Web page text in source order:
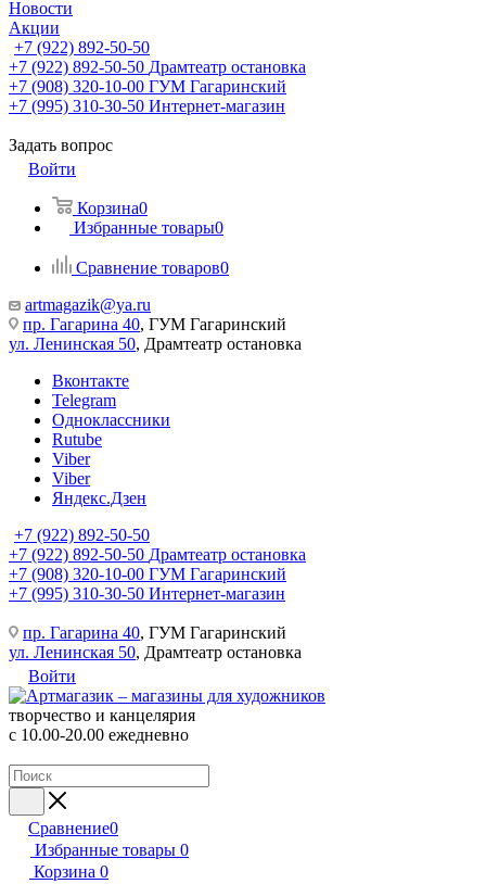
Новости
Акции
+7 (922) 892-50-50
+7 (922) 892-50-50 Драмтеатр остановка
+7 (908) 320-10-00 ГУМ Гагаринский
+7 (995) 310-30-50 Интернет-магазин
Задать вопрос
Войти
Корзина0
Избранные товары0
Сравнение товаров0
artmagazik@ya.ru
пр. Гагарина 40, ГУМ Гагаринский
ул. Ленинская 50, Драмтеатр остановка
Вконтакте
Telegram
Одноклассники
Rutube
Viber
Viber
Яндекс.Дзен
+7 (922) 892-50-50
+7 (922) 892-50-50 Драмтеатр остановка
+7 (908) 320-10-00 ГУМ Гагаринский
+7 (995) 310-30-50 Интернет-магазин
пр. Гагарина 40, ГУМ Гагаринский
ул. Ленинская 50, Драмтеатр остановка
Войти
творчество и канцелярия
с 10.00-20.00 ежедневно
Сравнение0
Избранные товары 0
Корзина 0